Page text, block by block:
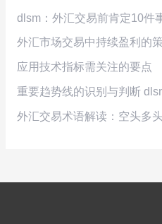
dlsm：外汇交易前肯定10件
外汇市场交易中持续盈利的
应用技术指标需关注的要点
重要趋势线的识别与判断
外汇交易术语解读：空头多